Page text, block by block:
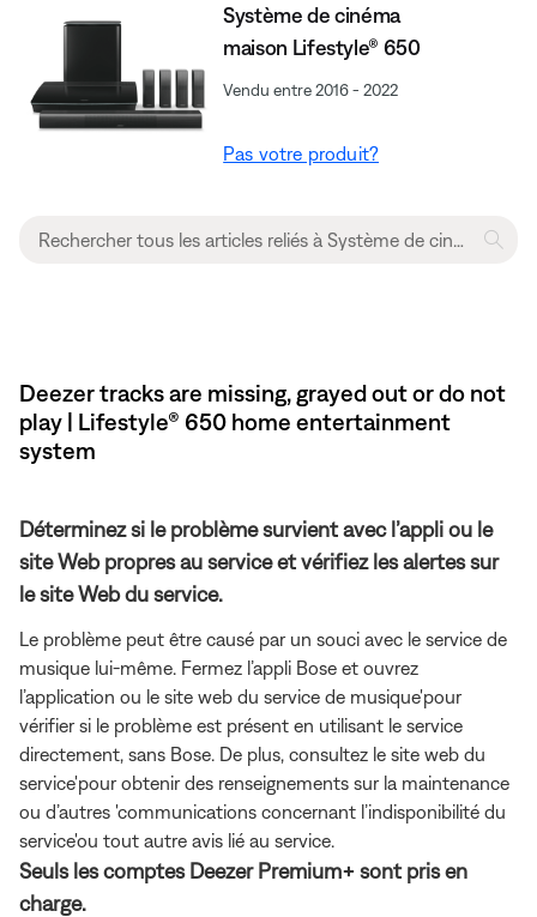
Système de cinéma
maison Lifestyle® 650
Vendu entre 2016 - 2022
Pas votre produit?
Deezer tracks are missing, grayed out or do not
play | Lifestyle® 650 home entertainment
system
Déterminez si le problème survient avec l’appli ou le
site Web propres au service et vérifiez les alertes sur
le site Web du service.
Le problème peut être causé par un souci avec le service de
musique lui-même. Fermez l’appli Bose et ouvrez
l’application ou le site web du service de musique'pour
vérifier si le problème est présent en utilisant le service
directement, sans Bose. De plus, consultez le site web du
service'pour obtenir des renseignements sur la maintenance
ou d’autres 'communications concernant l’indisponibilité du
service'ou tout autre avis lié au service.
Seuls les comptes Deezer Premium+ sont pris en
charge.